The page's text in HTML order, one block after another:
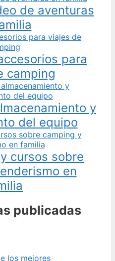
de aventuras
para
camping
y
del equipo
cursos sobre
en
publicadas